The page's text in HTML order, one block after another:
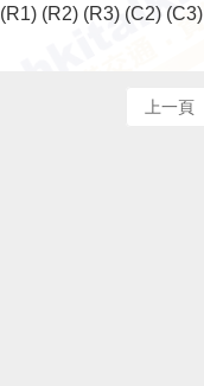
(R1) (R2) (R3) (C2) (C3)
上一頁